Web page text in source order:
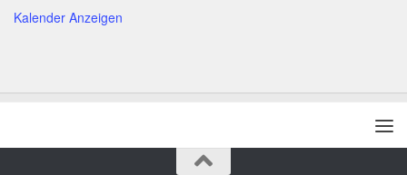
Kalender Anzeigen